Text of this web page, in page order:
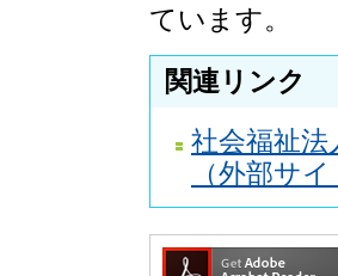
ています。
関連リンク
社会福祉法
（外部サ